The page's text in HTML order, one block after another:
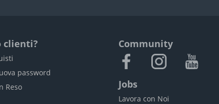
clienti?
password
Reso
Community
Jobs
Lavora con Noi